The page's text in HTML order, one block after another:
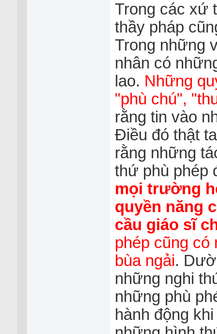
Trong các xứ
thầy pháp
Trong những
nhân có
lao. Những
"phù chú",
rằng tin vào
Điều đó thật
rằng những
thứ phù phép
mọi trường
quyền năng
cầu giáo sĩ
phép cũng có
bùa ngải.
những nghi
những phù
hành động